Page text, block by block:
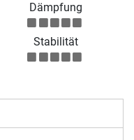
Dämpfung
Stabilität